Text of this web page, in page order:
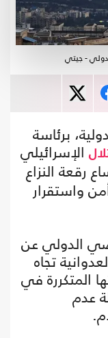
- جيتي
برئاسة
الإسرائيلي
رقعة النزاع
واستقرار
الدولي عن
تجاه
المتكررة في
عدم